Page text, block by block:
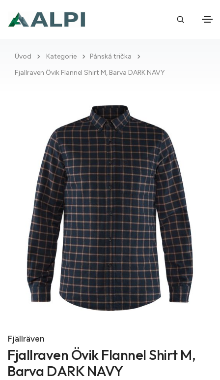
Úvod Kategorie
Pánská trička
Fjallraven Övik Flannel Shirt M, Barva DARK NAVY
Fjällräven
Fjallraven Övik Flannel Shirt M,
Barva DARK NAVY